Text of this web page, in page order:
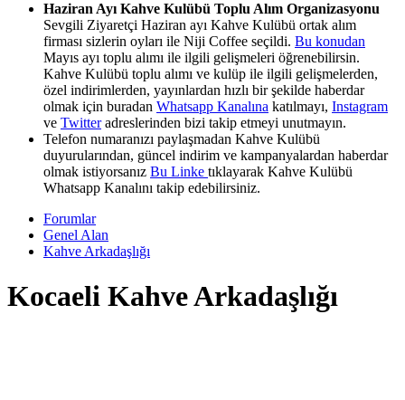
Haziran Ayı Kahve Kulübü Toplu Alım Organizasyonu
Sevgili Ziyaretçi Haziran ayı Kahve Kulübü ortak alım
firması sizlerin oyları ile Niji Coffee seçildi. Bu konudan
Mayıs ayı toplu alımı ile ilgili gelişmeleri öğrenebilirsin.
Kahve Kulübü toplu alımı ve kulüp ile ilgili gelişmelerden,
özel indirimlerden, yayınlardan hızlı bir şekilde haberdar
olmak için buradan Whatsapp Kanalına katılmayı, Instagram
ve Twitteradreslerinden bizi takip etmeyi unutmayın.
Telefon numaranızı paylaşmadan Kahve Kulübü
duyurularından, güncel indirim ve kampanyalardan haberdar
olmak istiyorsanız Bu Linke tıklayarak Kahve Kulübü
Whatsapp Kanalını takip edebilirsiniz.
Forumlar
Genel Alan
Kahve Arkadaşlığı
Kocaeli Kahve Arkadaşlığı